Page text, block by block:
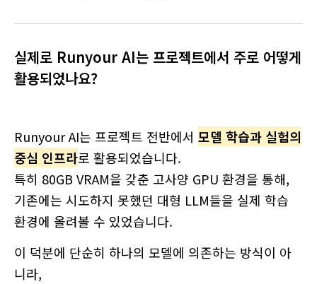
실제로 Runyour AI는 프로젝트에서 주로 어떻게
활용되었나요?
Runyour AI는 프로젝트 전반에서 모델 학습과 실험의
중심 인프라로 활용되었습니다.
특히 80GB VRAM을 갖춘 고사양 GPU 환경을 통해,
기존에는 시도하지 못했던 대형 LLM들을 실제 학습
환경에 올려볼 수 있었습니다.
이 덕분에 단순히 하나의 모델에 의존하는 방식이 아
니라,